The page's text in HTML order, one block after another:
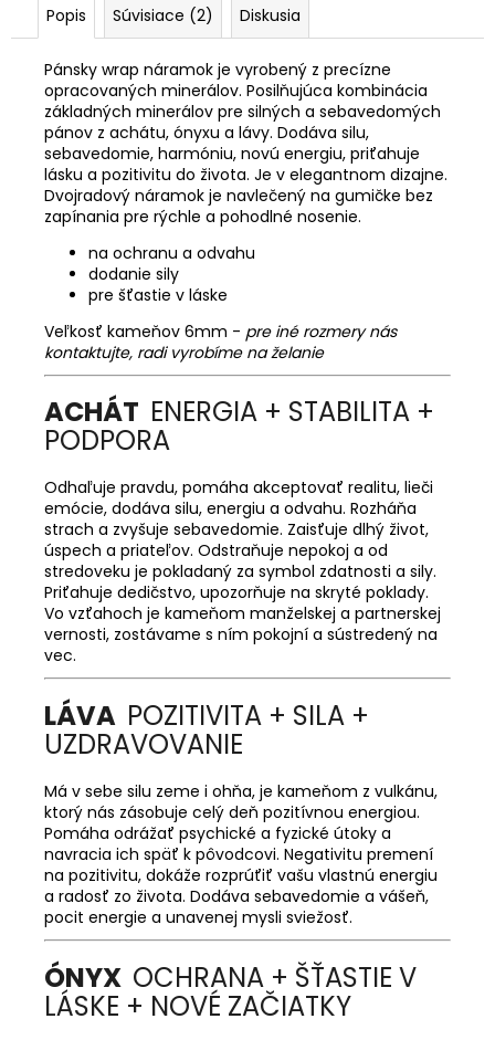
Popis Súvisiace (2) Diskusia
Pánsky wrap náramok je vyrobený z precízne
opracovaných minerálov. Posilňujúca kombinácia
základných minerálov pre silných a sebavedomých
pánov z achátu, ónyxu a lávy. Dodáva silu,
sebavedomie, harmóniu, novú energiu, priťahuje
lásku a pozitivitu do života. Je v elegantnom dizajne.
Dvojradový náramok je navlečený na gumičke bez
zapínania pre rýchle a pohodlné nosenie.
na ochranu a odvahu
dodanie sily
pre šťastie v láske
Veľkosť kameňov 6mm - pre iné rozmery nás
kontaktujte, radi vyrobíme na želanie
ACHÁT ENERGIA + STABILITA +
PODPORA
Odhaľuje pravdu, pomáha akceptovať realitu, lieči
emócie, dodáva silu, energiu a odvahu. Rozháňa
strach a zvyšuje sebavedomie. Zaisťuje dlhý život,
úspech a priateľov. Odstraňuje nepokoj a od
stredoveku je pokladaný za symbol zdatnosti a sily.
Priťahuje dedičstvo, upozorňuje na skryté poklady.
Vo vzťahoch je kameňom manželskej a partnerskej
vernosti, zostávame s ním pokojní a sústredený na
vec.
LÁVA POZITIVITA + SILA +
UZDRAVOVANIE
Má v sebe silu zeme i ohňa, je kameňom z vulkánu,
ktorý nás zásobuje celý deň pozitívnou energiou.
Pomáha odrážať psychické a fyzické útoky a
navracia ich späť k pôvodcovi. Negativitu premení
na pozitivitu, dokáže rozprúťiť vašu vlastnú energiu
a radosť zo života. Dodáva sebavedomie a vášeň,
pocit energie a unavenej mysli sviežosť.
ÓNYX OCHRANA + ŠŤASTIE V
LÁSKE + NOVÉ ZAČIATKY